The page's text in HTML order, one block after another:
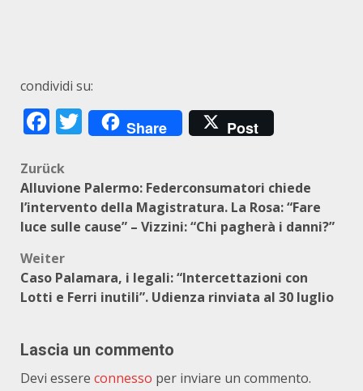
condividi su:
Facebook
Twitter
Share Post
Beitragsnavigation
Zurück
Alluvione Palermo: Federconsumatori chiede
l’intervento della Magistratura. La Rosa: “Fare
luce sulle cause” – Vizzini: “Chi pagherà i danni?”
Weiter
Caso Palamara, i legali: “Intercettazioni con
Lotti e Ferri inutili”. Udienza rinviata al 30 luglio
Lascia un commento
Devi essere connesso per inviare un commento.